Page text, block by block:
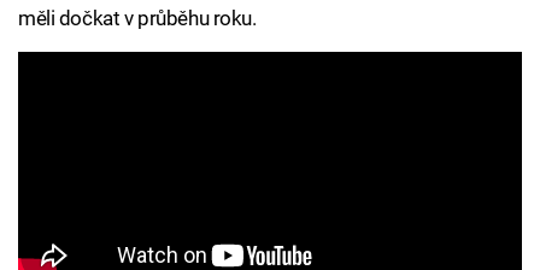
měli dočkat v průběhu roku.